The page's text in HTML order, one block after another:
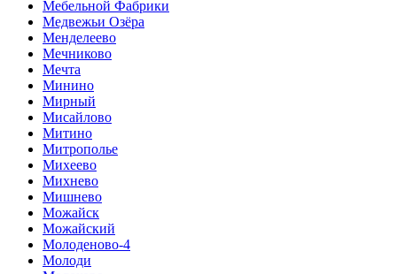
Мебельной Фабрики
Медвежьи Озёра
Менделеево
Мечниково
Мечта
Минино
Мирный
Мисайлово
Митино
Митрополье
Михеево
Михнево
Мишнево
Можайск
Можайский
Молоденово-4
Молоди